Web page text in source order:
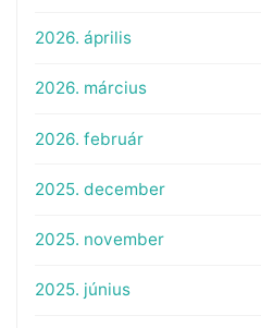
2026. április
2026. március
2026. február
2025. december
2025. november
2025. június